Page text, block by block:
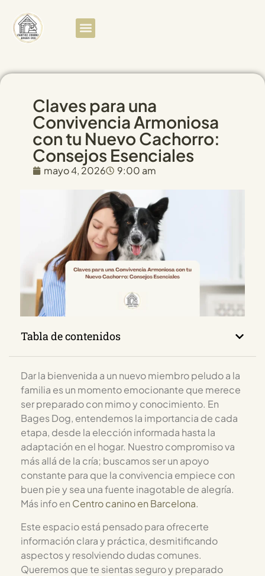
Claves para una
Convivencia Armoniosa
con tu Nuevo Cachorro:
Consejos Esenciales
mayo 4, 2026 9:00 am
Tabla de contenidos
Dar la bienvenida a un nuevo miembro peludo a la
familia es un momento emocionante que merece
ser preparado con mimo y conocimiento. En
Bages Dog, entendemos la importancia de cada
etapa, desde la elección informada hasta la
adaptación en el hogar. Nuestro compromiso va
más allá de la cría; buscamos ser un apoyo
constante para que la convivencia empiece con
buen pie y sea una fuente inagotable de alegría.
Más info en Centro canino en Barcelona.
Este espacio está pensado para ofrecerte
información clara y práctica, desmitificando
aspectos y resolviendo dudas comunes.
Queremos que te sientas seguro y preparado